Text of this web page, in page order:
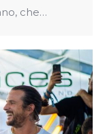
che…